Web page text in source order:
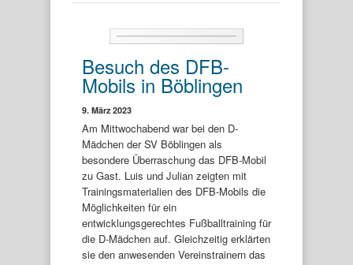
Besuch des DFB-
Mobils in Böblingen
9. März 2023
Am Mittwochabend war bei den D-
Mädchen der SV Böblingen als
besondere Überraschung das DFB-Mobil
zu Gast. Luis und Julian zeigten mit
Trainingsmaterialien des DFB-Mobils die
Möglichkeiten für ein
entwicklungsgerechtes Fußballtraining für
die D-Mädchen auf. Gleichzeitig erklärten
sie den anwesenden Vereinstrainern das